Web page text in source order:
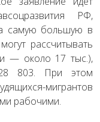
РФ,
самую большую в
рассчитывать
— около 17 тыс.),
803. При этом
мигрантов
рабочими.